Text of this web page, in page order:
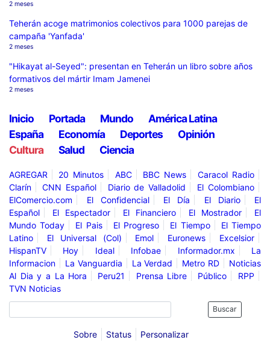
2 meses
Teherán acoge matrimonios colectivos para 1000 parejas de
campaña 'Yanfada'
2 meses
"Hikayat al-Seyed": presentan en Teherán un libro sobre años
formativos del mártir Imam Jamenei
2 meses
Inicio Portada Mundo
América Latina
España
Economía Deportes
Opinión
Cultura
Salud Ciencia
AGREGAR 20 Minutos ABC BBC News
Caracol Radio
Clarín
CNN Español Diario de Valladolid
El Colombiano
ElComercio.com
El Confidencial El Día El Diario
El
Español
El Espectador El Financiero El Mostrador
El
Mundo Today
El Pais El Progreso El Tiempo
El Tiempo
Latino
El Universal (Col) Emol Euronews
Excelsior
HispanTV
Hoy Ideal Infobae Informador.mx
La
Informacion
La Vanguardia La Verdad Metro RD
Noticias
Al Dia y a La Hora
Peru21 Prensa Libre Público
RPP
TVN Noticias
Buscar
Sobre Status Personalizar